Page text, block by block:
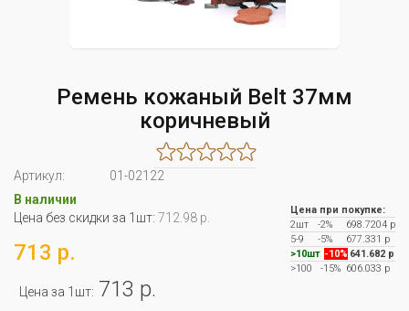
Ремень кожаный Belt 37мм
коричневый
Артикул:
01-02122
В наличии
Цена без скидки за 1шт: 712.98 р.
713 р.
Цена за 1шт: 713 р.
Цена при покупке:
2шт
-2%
698.7204 р
5-9
-5%
677.331 р
>10шт -10% 641.682 р
>100
-15% 606.033 р